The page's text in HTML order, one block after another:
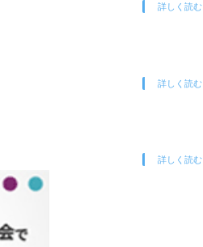
詳しく読む
詳しく読む
詳しく読む